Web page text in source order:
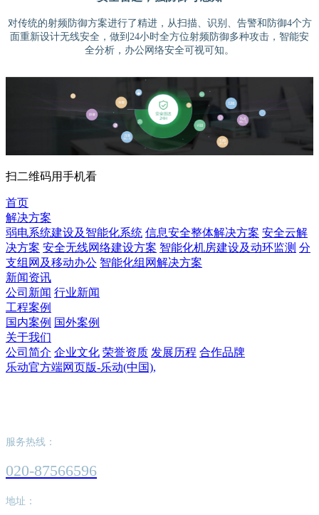
对传统的射频防御方案进行了精进，从扫描、识别、告警和防御4个方
面重新设计无线安全，做到24小时全方位射频防御多种攻击，智能安
全分析，办公网络安全可视可知。
扫二维码用手机看
首页
解决方案
弱电系统建设及智能化系统 信息安全整体解决方案 安全云解
决方案 安全无线网络建设方案 智能化机房建设及动环监测 分
支组网及移动办公 智能化组网解决方案
新闻资讯
公司新闻 行业新闻
工程案例
国内案例 国外案例
关于我们
公司简介 企业文化 荣誉资质 发展历程 合作品牌
乐动官方端网页版-乐动(中国),
服务热线：
020-87566596
地址：